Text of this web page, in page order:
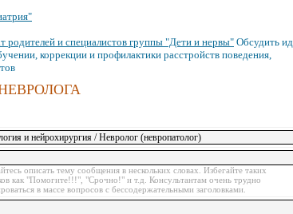
родителей и специалистов группы "Дети и нервы" Обсудить
коррекции и профилактики расстройств поведения,
описать тему сообщения в нескольких словах. Избегайте таких
как "Помогите!!!", "Срочно!" и т.д. Консультантам очень трудно
в массе вопросов с бессодержательными заголовками.